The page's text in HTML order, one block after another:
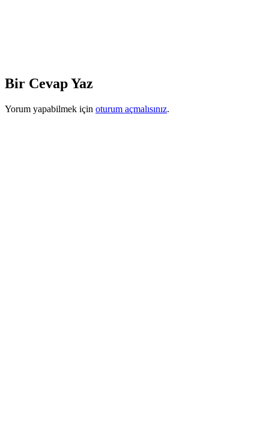
Bir Cevap Yaz
Yorum yapabilmek için oturum açmalısınız.